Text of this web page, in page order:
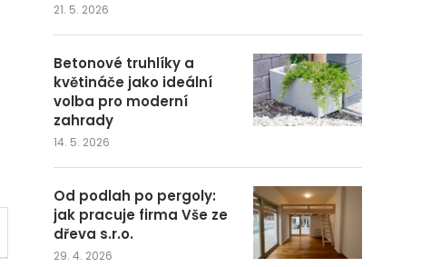
21. 5. 2026
Betonové truhlíky a
květináče jako ideální
volba pro moderní
zahrady
14. 5. 2026
Od podlah po pergoly:
jak pracuje firma Vše ze
dřeva s.r.o.
29. 4. 2026